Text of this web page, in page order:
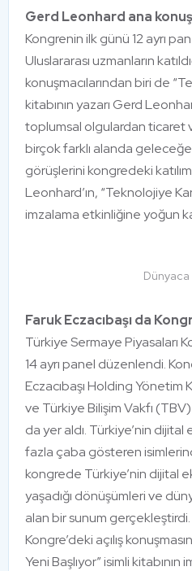
Gerd Leonhard ana
Kongrenin ilk günü 12 ayrı
Uluslararası uzmanların
konuşmacılarından biri de
kitabının yazarı Gerd
toplumsal olgulardan ticaret
birçok farklı alanda
görüşlerini kongredeki
Leonhard’ın, “Teknolojiye
imzalama etkinliğine yoğun
Faruk Eczacıbaşı da
Türkiye Sermaye Piyasaları
14 ayrı panel düzenlendi.
Eczacıbaşı Holding Yönetim
ve Türkiye Bilişim Vakfı (TBV)
da yer aldı. Türkiye’nin
fazla çaba gösteren
kongrede Türkiye’nin dijital
yaşadığı dönüşümleri ve
alan bir sunum gerçekleştirdi.
Kongre’deki açılış
Yeni Başlıyor” isimli